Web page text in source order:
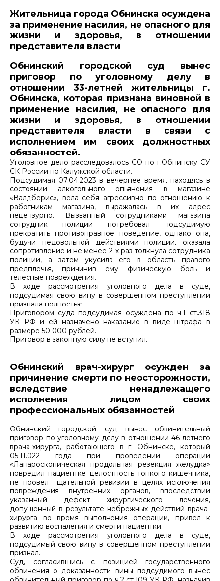
Жительница города Обнинска осуждена
за применение насилия, не опасного для
жизни и здоровья, в отношении
представителя власти
Обнинский городской суд вынес
приговор по уголовному делу в
отношении 33-летней жительницы г.
Обнинска, которая признана виновной в
применение насилия, не опасного для
жизни и здоровья, в отношении
представителя власти в связи с
исполнением им своих должностных
обязанностей.
Уголовное дело расследовалось СО по г.Обнинску СУ
СК России по Калужской области.
Подсудимая 07.04.2023 в вечернее время, находясь в
состоянии алкогольного опьянения в магазине
«Валдберис», вела себя агрессивно по отношению к
работникам магазина, выражалась в их адрес
нецензурно. Вызванный сотрудниками магазина
сотрудник полиции потребовал подсудимую
прекратить противоправное поведение, однако она,
будучи недовольной действиями полиции, оказала
сопротивление и не менее 2-х раз толкнула сотрудника
полиции, а затем укусила его в область правого
предплечья, причинив ему физическую боль и
телесные повреждения.
В ходе рассмотрения уголовного дела в суде,
подсудимая свою вину в совершенном преступлении
признала полностью.
Приговором суда подсудимая осуждена по ч.1 ст.318
УК РФ и ей назначено наказание в виде штрафа в
размере 50 000 рублей.
Приговор в законную силу не вступил.
Обнинский врач-хирург осужден за
причинение смерти по неосторожности,
вследствие ненадлежащего
исполнения лицом своих
профессиональных обязанностей
Обнинский городской суд вынес обвинительный
приговор по уголовному делу в отношении 46-летнего
врача-хирурга, работающего в г. Обнинске, который
05.11.022 года при проведении операции
«Лапароскопическая продольная резекция желудка»
повредил пациентке целостность тонкого кишечника,
не провел тщательной ревизии в целях исключения
повреждения внутренних органов, впоследствии
указанный дефект хирургического лечения,
допущенный в результате небрежных действий врача-
хирурга во время выполнения операции, привел к
развитию воспаления и смерти пациентки.
В ходе рассмотрения уголовного дела в суде,
подсудимый свою вину в совершенном преступлении
признал.
Суд, согласившись с позицией государственного
обвинения о доказанности вины подсудимого вынес